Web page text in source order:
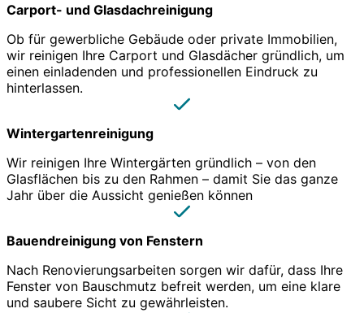
Carport- und Glasdachreinigung
Ob für gewerbliche Gebäude oder private Immobilien,
wir reinigen Ihre Carport und Glasdächer gründlich, um
einen einladenden und professionellen Eindruck zu
hinterlassen.
Wintergartenreinigung
Wir reinigen Ihre Wintergärten gründlich – von den
Glasflächen bis zu den Rahmen – damit Sie das ganze
Jahr über die Aussicht genießen können
Bauendreinigung von Fenstern
Nach Renovierungsarbeiten sorgen wir dafür, dass Ihre
Fenster von Bauschmutz befreit werden, um eine klare
und saubere Sicht zu gewährleisten.